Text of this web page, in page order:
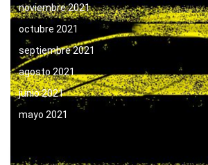
noviembre 2021
octubre 2021
septiembre 2021
agosto 2021
junio 2021
mayo 2021